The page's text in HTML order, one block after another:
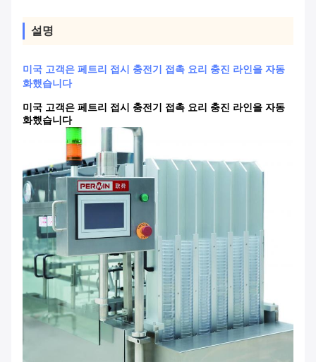
설명
미국 고객은 페트리 접시 충전기 접촉 요리 충진 라인을 자동
화했습니다
미국 고객은 페트리 접시 충전기 접촉 요리 충진 라인을 자동
화했습니다